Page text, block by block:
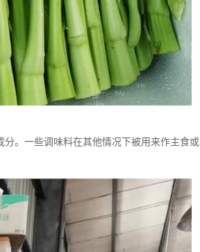
。一些调味料在其他情况下被用来作主食或